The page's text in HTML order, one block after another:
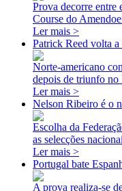
Prova decorre entre
Course do
Ler mais >
Patrick Reed volta
Norte-americano
depois de triunfo no
Ler mais >
Nelson Ribeiro é o
Escolha da
as selecções
Ler mais >
Portugal bate
A prova realiza-se